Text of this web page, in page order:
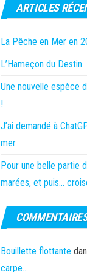
ARTICLES
La Pêche en Mer en
L’Hameçon du Destin
Une nouvelle espèce
!
J’ai demandé à
mer
Pour une belle partie
marées, et puis…
Bouillette flottante
carpe…